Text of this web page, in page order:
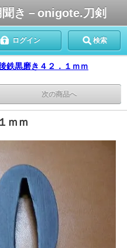
聞き－onigote.刀剣
ログイン 検索
鉄黒磨き４２．１ｍｍ
次の商品へ
ｍｍ